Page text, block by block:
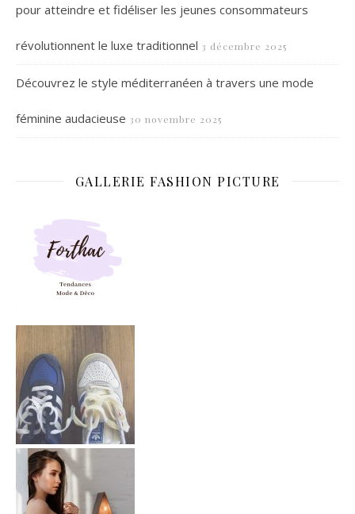
pour atteindre et fidéliser les jeunes consommateurs
révolutionnent le luxe traditionnel 3 décembre 2025
Découvrez le style méditerranéen à travers une mode
féminine audacieuse 30 novembre 2025
GALLERIE FASHION PICTURE